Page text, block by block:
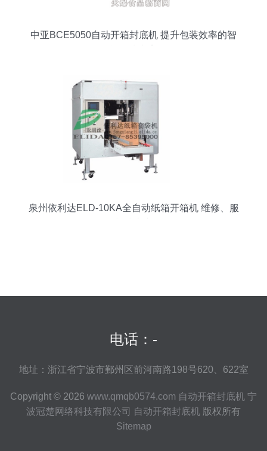
中亚BCE5050自动开箱封底机 提升包装效率的智
泉州依利达ELD-10KA全自动纸箱开箱机 维修、服
电话：-
地址：浙江省宁波市鄞州区前河南路198号620、622室
Copyright © 2026 www.qmqb0574.com 自动开箱封底机 宁
波冠楚网络科技有限公司 自动开箱封底机 版权所有
Sitemap